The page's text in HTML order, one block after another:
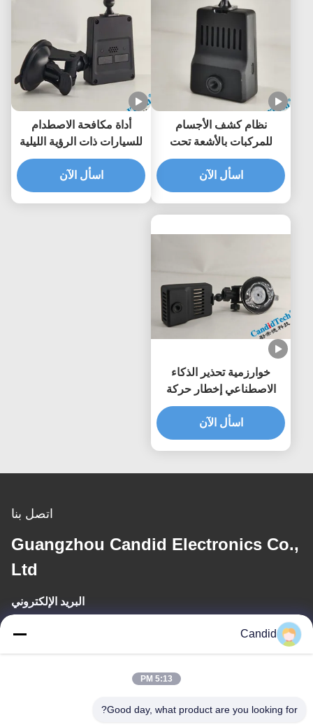
نظام كشف الأجسام
للمركبات بالأشعة تحت
الحمراء -40 درجة مئوية—
85 درجة مئوية كشف
متطور لجميع الظروف
اسأل الآن
أداة مكافحة الاصطدام
للسيارات ذات الرؤية الليلية
1080P مناسبة لنماذج
مختلفة
اسأل الآن
خوارزمية تحذير الذكاء
الاصطناعي إخطار حركة
المرور TMN ADAS
للسيارات
اسأل الآن
اتصل بنا
Guangzhou Candid Electronics Co.,
Ltd
البريد الإلكتروني
sales2@candidelectronics.com
Candid
5:13 PM
Good day, what product are you looking for?